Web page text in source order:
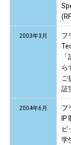
2003年3月
フ
ら
ご
証
2004年6月
フ
ビ
学